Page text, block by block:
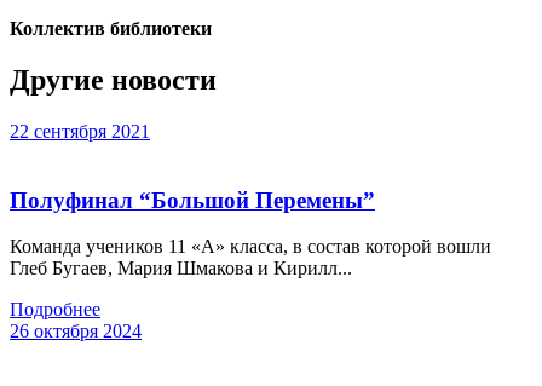
Коллектив библиотеки
Другие новости
22 сентября 2021
Полуфинал “Большой Перемены”
Команда учеников 11 «А» класса, в состав которой вошли
Глеб Бугаев, Мария Шмакова и Кирилл...
Подробнее
26 октября 2024